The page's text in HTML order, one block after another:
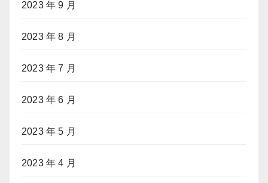
2023 年 9 月
2023 年 8 月
2023 年 7 月
2023 年 6 月
2023 年 5 月
2023 年 4 月